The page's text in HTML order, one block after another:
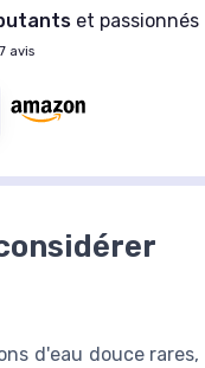
et passionnés
avis
d'eau douce